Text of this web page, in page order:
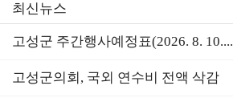
최신뉴스
고성군 주간행사예정표(2026. 8. 10....
고성군의회, 국외 연수비 전액 삭감